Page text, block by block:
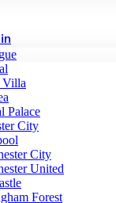
Villa
Palace
City
City
United
Forest